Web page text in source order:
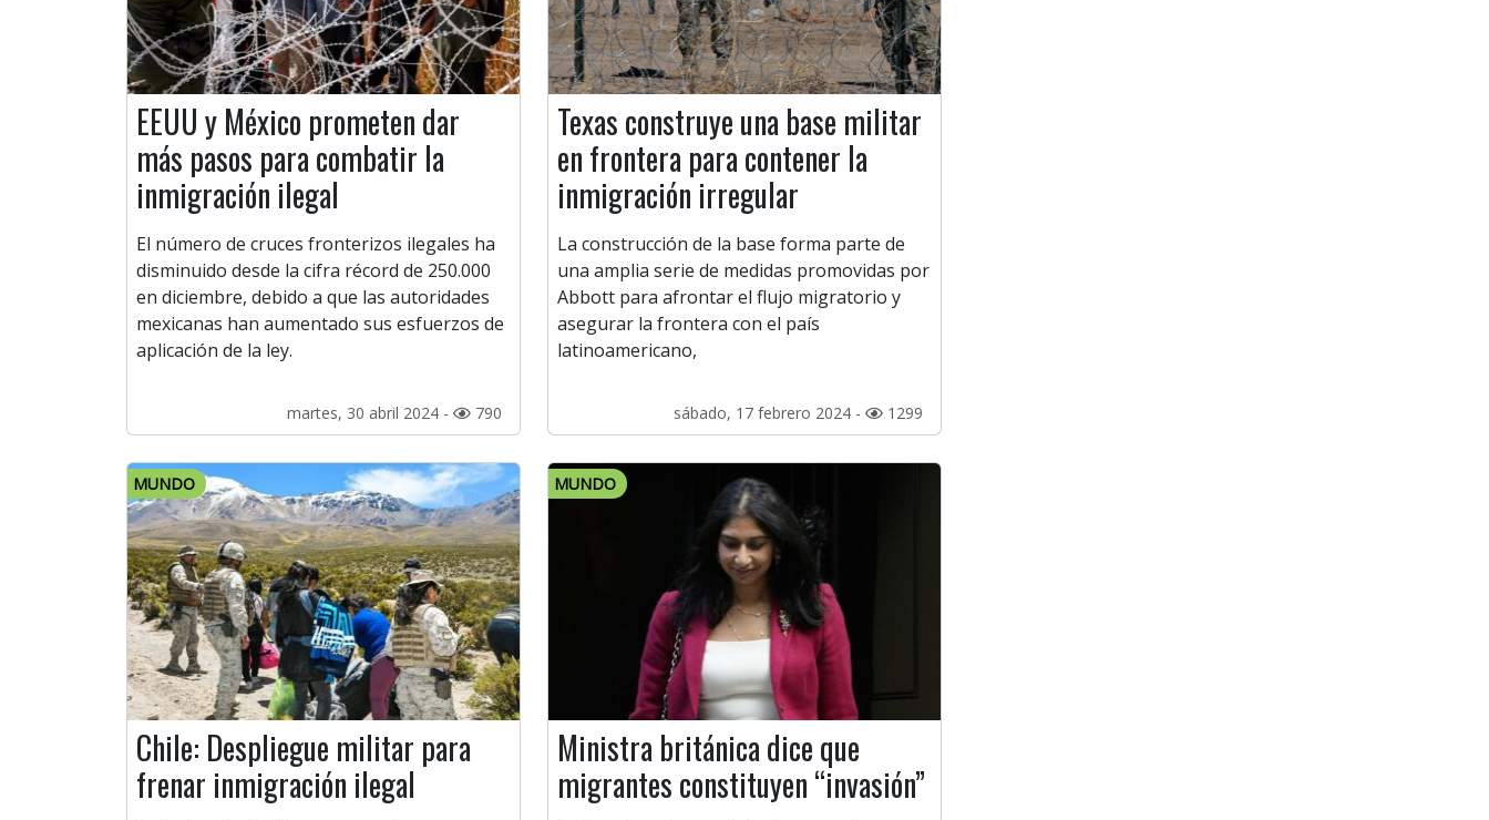
EEUU y México prometen dar
más pasos para combatir la
inmigración ilegal
El número de cruces fronterizos ilegales ha
disminuido desde la cifra récord de 250.000
en diciembre, debido a que las autoridades
mexicanas han aumentado sus esfuerzos de
aplicación de la ley.
martes, 30 abril 2024 - 790
Texas construye una base militar
en frontera para contener la
inmigración irregular
La construcción de la base forma parte de
una amplia serie de medidas promovidas por
Abbott para afrontar el flujo migratorio y
asegurar la frontera con el país
latinoamericano,
sábado, 17 febrero 2024 - 1299
MUNDO
Chile: Despliegue militar para
frenar inmigración ilegal
MUNDO
Ministra británica dice que
migrantes constituyen “invasión”